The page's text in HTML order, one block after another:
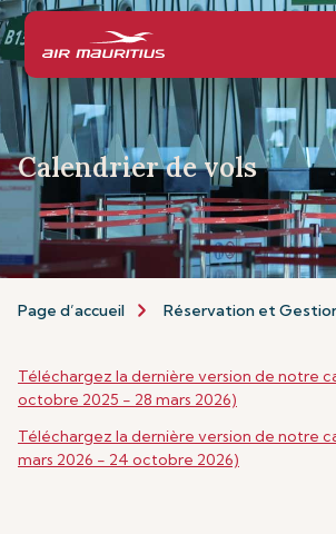
Calendrier de vols
Page d’accueil Réservation et
Téléchargez la dernière version de notre
octobre 2025 - 28 mars 2026)
Téléchargez la dernière version de notre
mars 2026 - 24 octobre 2026)